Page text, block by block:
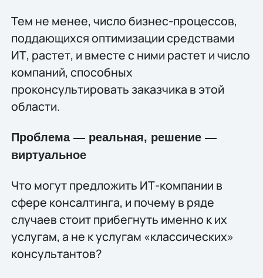
Тем не менее, число бизнес-процессов,
поддающихся оптимизации средствами
ИТ, растет, и вместе с ними растет и число
компаний, способных
проконсультировать заказчика в этой
области.
Проблема — реальная, решение —
виртуальное
Что могут предложить ИТ-компании в
сфере консалтинга, и почему в ряде
случаев стоит прибегнуть именно к их
услугам, а не к услугам «классических»
консультантов?